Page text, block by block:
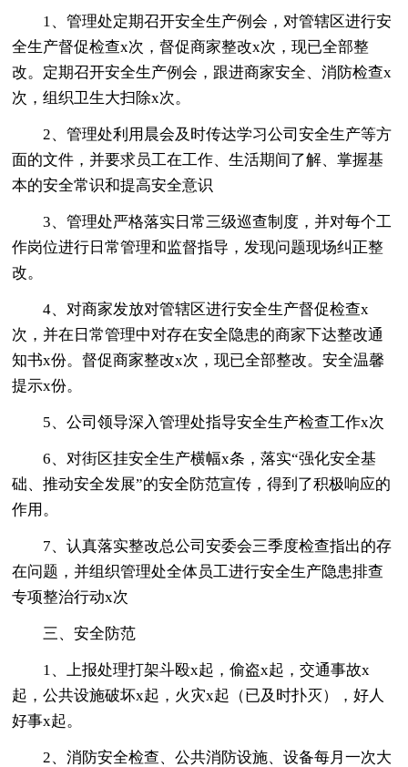
1、管理处定期召开安全生产例会，对管辖区进行安
全生产督促检查x次，督促商家整改x次，现已全部整
改。定期召开安全生产例会，跟进商家安全、消防检查x
次，组织卫生大扫除x次。
2、管理处利用晨会及时传达学习公司安全生产等方
面的文件，并要求员工在工作、生活期间了解、掌握基
本的安全常识和提高安全意识
3、管理处严格落实日常三级巡查制度，并对每个工
作岗位进行日常管理和监督指导，发现问题现场纠正整
改。
4、对商家发放对管辖区进行安全生产督促检查x
次，并在日常管理中对存在安全隐患的商家下达整改通
知书x份。督促商家整改x次，现已全部整改。安全温馨
提示x份。
5、公司领导深入管理处指导安全生产检查工作x次
6、对街区挂安全生产横幅x条，落实“强化安全基
础、推动安全发展”的安全防范宣传，得到了积极响应的
作用。
7、认真落实整改总公司安委会三季度检查指出的存
在问题，并组织管理处全体员工进行安全生产隐患排查
专项整治行动x次
三、安全防范
1、上报处理打架斗殴x起，偷盗x起，交通事故x
起，公共设施破坏x起，火灾x起（已及时扑灭），好人
好事x起。
2、消防安全检查、公共消防设施、设备每月一次大